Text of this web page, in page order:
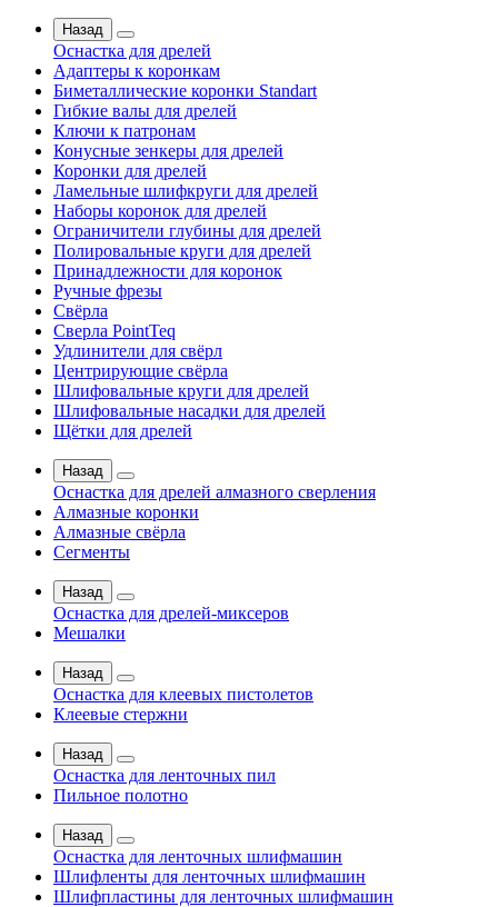
Назад
Оснастка для дрелей
Адаптеры к коронкам
Биметаллические коронки Standart
Гибкие валы для дрелей
Ключи к патронам
Конусные зенкеры для дрелей
Коронки для дрелей
Ламельные шлифкруги для дрелей
Наборы коронок для дрелей
Ограничители глубины для дрелей
Полировальные круги для дрелей
Принадлежности для коронок
Ручные фрезы
Свёрла
Сверла PointTeq
Удлинители для свёрл
Центрирующие свёрла
Шлифовальные круги для дрелей
Шлифовальные насадки для дрелей
Щётки для дрелей
Назад
Оснастка для дрелей алмазного сверления
Алмазные коронки
Алмазные свёрла
Сегменты
Назад
Оснастка для дрелей-миксеров
Мешалки
Назад
Оснастка для клеевых пистолетов
Клеевые стержни
Назад
Оснастка для ленточных пил
Пильное полотно
Назад
Оснастка для ленточных шлифмашин
Шлифленты для ленточных шлифмашин
Шлифпластины для ленточных шлифмашин